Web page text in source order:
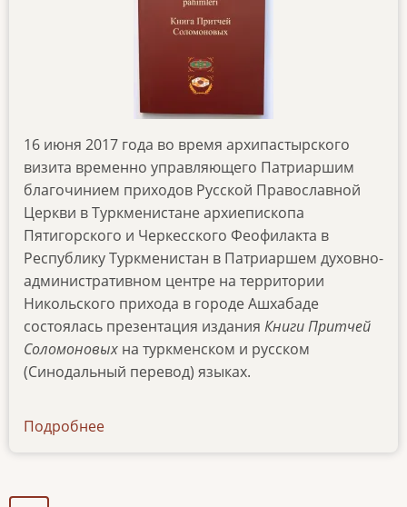
16 июня 2017 года во время архипастырского
визита временно управляющего Патриаршим
благочинием приходов Русской Православной
Церкви в Туркменистане архиепископа
Пятигорского и Черкесского Феофилакта в
Республику Туркменистан в Патриаршем духовно-
административном центре на территории
Никольского прихода в городе Ашхабаде
состоялась презентация издания Книги Притчей
Соломоновых на туркменском и русском
(Синодальный перевод) языках.
Подробнее